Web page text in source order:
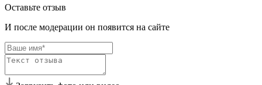
Оставьте отзыв
И после модерации он появится на сайте